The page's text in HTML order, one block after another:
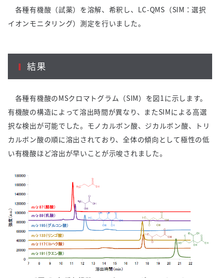
各種有機酸（試薬）を溶解、希釈し、 LC-QMS （SIM ：選択
イオンモニタリング）測定を行いました。
結果
各種有機酸のMSクロマトグラム（SIM）を図1に示します。
有機酸の構造によって溶出時間が異なり、またSIMによる高選
択な検出が可能でした。モノカルボン酸、ジカルボン酸、トリ
カルボン酸の順に溶出されており、全体の傾向として極性の低
い有機酸ほど溶出が早いことが示唆されました。